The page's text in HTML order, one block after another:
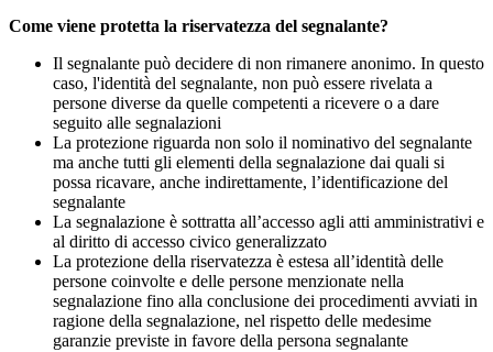
Come viene protetta la riservatezza del segnalante?
Il segnalante può decidere di non rimanere anonimo. In questo
caso, l'identità del segnalante, non può essere rivelata a
persone diverse da quelle competenti a ricevere o a dare
seguito alle segnalazioni
La protezione riguarda non solo il nominativo del segnalante
ma anche tutti gli elementi della segnalazione dai quali si
possa ricavare, anche indirettamente, l’identificazione del
segnalante
La segnalazione è sottratta all’accesso agli atti amministrativi e
al diritto di accesso civico generalizzato
La protezione della riservatezza è estesa all’identità delle
persone coinvolte e delle persone menzionate nella
segnalazione fino alla conclusione dei procedimenti avviati in
ragione della segnalazione, nel rispetto delle medesime
garanzie previste in favore della persona segnalante